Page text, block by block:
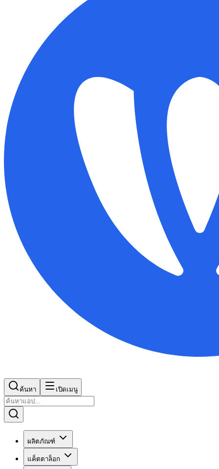
ค้นหา เปิดเมนู
ผลิตภัณฑ์
แค็ตตาล็อก